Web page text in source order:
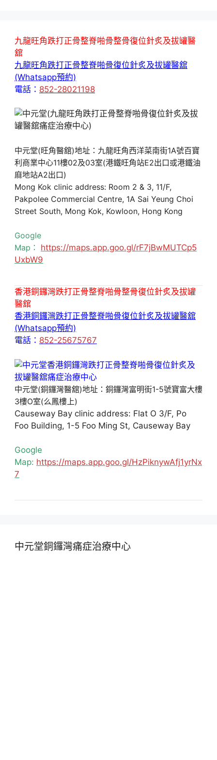
九龍旺角跌打正骨整脊啪骨整骨復位針炙及拔罐醫
舘
九龍旺角跌打正骨整脊啪骨復位針炙及拔罐醫舘
(Whatsapp預約)
電話： 852-28021198
中元堂(旺角醫舘)地址：九龍旺角西洋菜南街1A號百寶
利商業中心11樓02及03室(港鐵旺角站E2出口或港鐵油
麻地站A2出口)
Mong Kok clinic address: Room 2 & 3, 11/F,
Pakpolee Commercial Centre, 1A Sai Yeung Choi
Street South, Mong Kok, Kowloon, Hong Kong
Google
Map： https://maps.app.goo.gl/rF7jBwMUTCp5
UxbW9
香港銅鑼灣跌打正骨整脊啪骨整骨復位針炙及拔罐
醫舘
香港銅鑼灣跌打正骨整脊啪骨復位針炙及拔罐醫舘
(Whatsapp預約)
電話： 852-25675767
中元堂(銅鑼灣醫舘)地址：銅鑼灣富明街1-5號寶富大樓
3樓O室(么鳳樓上)
Causeway Bay clinic address: Flat O 3/F, Po
Foo Building, 1-5 Foo Ming St, Causeway Bay
Google
Map: https://maps.app.goo.gl/HzPiknywAfj1yrNx
7
中元堂銅鑼灣痛症治療中心